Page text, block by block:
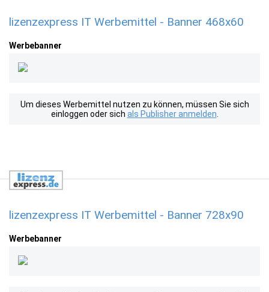
lizenzexpress IT Werbemittel - Banner 468x60
Werbebanner
Um dieses Werbemittel nutzen zu können, müssen Sie sich
einloggen oder sich als Publisher anmelden
lizenzexpress IT Werbemittel - Banner 728x90
Werbebanner